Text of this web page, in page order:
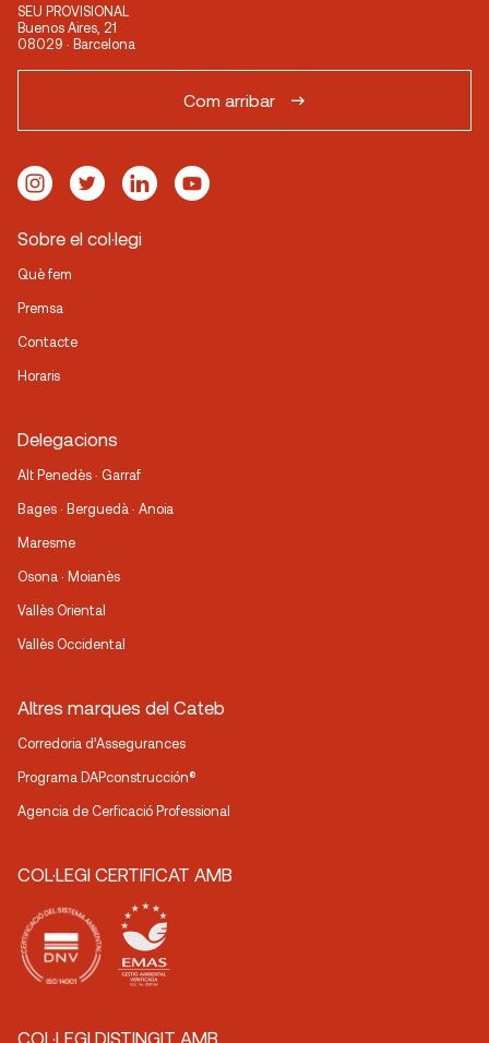
SEU PROVISIONAL
Buenos Aires, 21
08029 · Barcelona
Com arribar
Sobre el col·legi
Què fem
Premsa
Contacte
Horaris
Delegacions
Alt Penedès · Garraf
Bages · Berguedà · Anoia
Maresme
Osona · Moianès
Vallès Oriental
Vallès Occidental
Altres marques del Cateb
Corredoria d’Assegurances
Programa DAPconstrucción®
Agencia de Cerficació Professional
COL·LEGI CERTIFICAT AMB
COL·LEGI DISTINGIT AMB